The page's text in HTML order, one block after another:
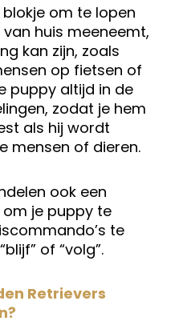
om te lopen
huis meeneemt,
kan zijn, zoals
op fietsen of
puppy altijd in de
zodat je hem
als hij wordt
mensen of dieren.
ook een
je puppy te
te
of “volg”.
Retrievers